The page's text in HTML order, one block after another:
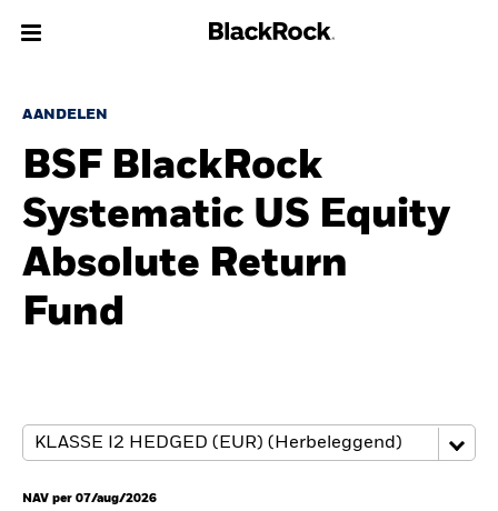
Over Ons
Producten
Thema's
Inzichten
Beleggingsinformatie
Nederland
AANDELEN
BSF BlackRock
Systematic US Equity
Absolute Return
Fund
NAV per 07/aug/2026